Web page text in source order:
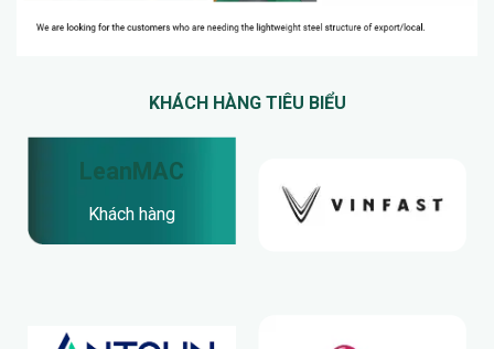
KHÁCH HÀNG TIÊU BIỂU
LeanMAC
Khách hàng